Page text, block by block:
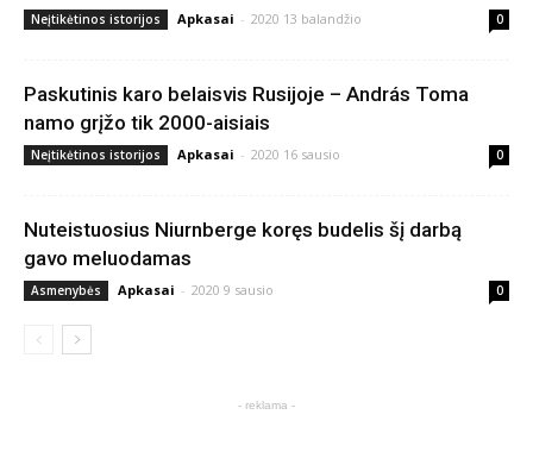
Neįtikėtinos istorijos Apkasai - 2020 13 balandžio 0
Paskutinis karo belaisvis Rusijoje – András Toma
namo grįžo tik 2000-aisiais
Neįtikėtinos istorijos Apkasai - 2020 16 sausio 0
Nuteistuosius Niurnberge koręs budelis šį darbą
gavo meluodamas
Asmenybės Apkasai - 2020 9 sausio 0
- reklama -